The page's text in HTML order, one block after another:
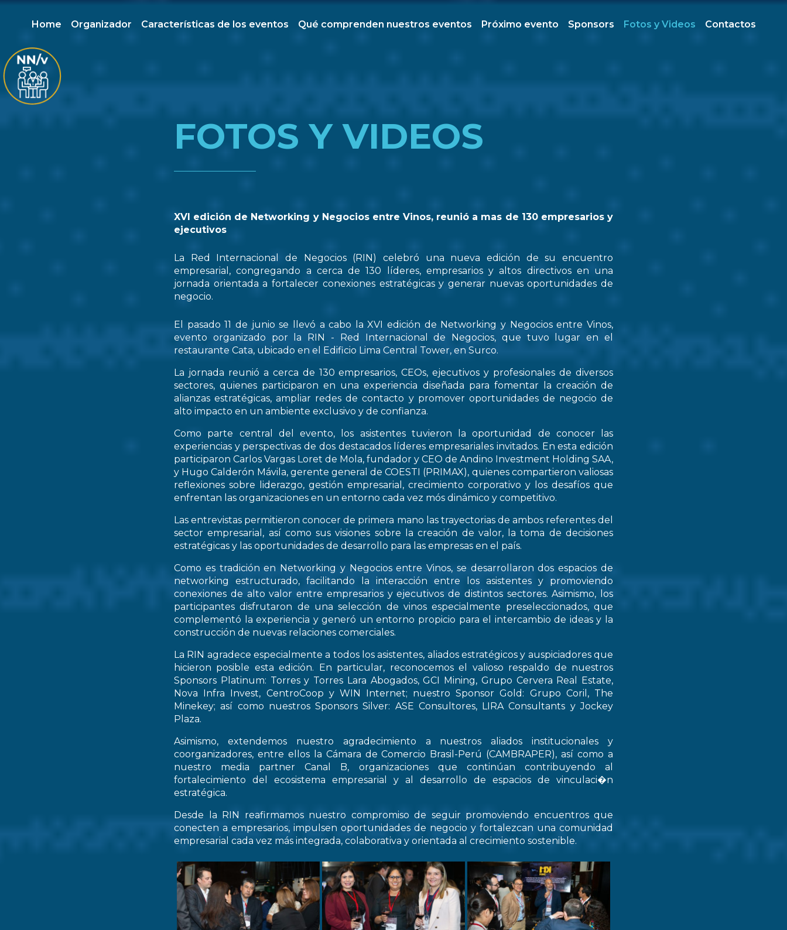
Home Organizador Características de los eventos Qué comprenden nuestros eventos Próximo evento Sponsors Fotos y Videos Contactos
FOTOS Y VIDEOS
XVI edición de Networking y Negocios entre Vinos, reunió a mas de 130 empresarios y
ejecutivos
La Red Internacional de Negocios (RIN) celebró una nueva edición de su encuentro
empresarial, congregando a cerca de 130 líderes, empresarios y altos directivos en una
jornada orientada a fortalecer conexiones estratégicas y generar nuevas oportunidades de
negocio.
El pasado 11 de junio se llevó a cabo la XVI edición de Networking y Negocios entre Vinos,
evento organizado por la RIN - Red Internacional de Negocios, que tuvo lugar en el
restaurante Cata, ubicado en el Edificio Lima Central Tower, en Surco.
La jornada reunió a cerca de 130 empresarios, CEOs, ejecutivos y profesionales de diversos
sectores, quienes participaron en una experiencia diseñada para fomentar la creación de
alianzas estratégicas, ampliar redes de contacto y promover oportunidades de negocio de
alto impacto en un ambiente exclusivo y de confianza.
Como parte central del evento, los asistentes tuvieron la oportunidad de conocer las
experiencias y perspectivas de dos destacados líderes empresariales invitados. En esta edición
participaron Carlos Vargas Loret de Mola, fundador y CEO de Andino Investment Holding SAA,
y Hugo Calderón Mávila, gerente general de COESTI (PRIMAX), quienes compartieron valiosas
reflexiones sobre liderazgo, gestión empresarial, crecimiento corporativo y los desafíos que
enfrentan las organizaciones en un entorno cada vez mós dinámico y competitivo.
Las entrevistas permitieron conocer de primera mano las trayectorias de ambos referentes del
sector empresarial, así como sus visiones sobre la creación de valor, la toma de decisiones
estratégicas y las oportunidades de desarrollo para las empresas en el país.
Como es tradición en Networking y Negocios entre Vinos, se desarrollaron dos espacios de
networking estructurado, facilitando la interacción entre los asistentes y promoviendo
conexiones de alto valor entre empresarios y ejecutivos de distintos sectores. Asimismo, los
participantes disfrutaron de una selección de vinos especialmente preseleccionados, que
complementó la experiencia y generó un entorno propicio para el intercambio de ideas y la
construcción de nuevas relaciones comerciales.
La RIN agradece especialmente a todos los asistentes, aliados estratégicos y auspiciadores que
hicieron posible esta edición. En particular, reconocemos el valioso respaldo de nuestros
Sponsors Platinum: Torres y Torres Lara Abogados, GCI Mining, Grupo Cervera Real Estate,
Nova Infra Invest, CentroCoop y WIN Internet; nuestro Sponsor Gold: Grupo Coril, The
Minekey; así como nuestros Sponsors Silver: ASE Consultores, LIRA Consultants y Jockey
Plaza.
Asimismo, extendemos nuestro agradecimiento a nuestros aliados institucionales y
coorganizadores, entre ellos la Cámara de Comercio Brasil-Perú (CAMBRAPER), así como a
nuestro media partner Canal B, organizaciones que continúan contribuyendo al
fortalecimiento del ecosistema empresarial y al desarrollo de espacios de vinculaci�n
estratégica.
Desde la RIN reafirmamos nuestro compromiso de seguir promoviendo encuentros que
conecten a empresarios, impulsen oportunidades de negocio y fortalezcan una comunidad
empresarial cada vez más integrada, colaborativa y orientada al crecimiento sostenible.